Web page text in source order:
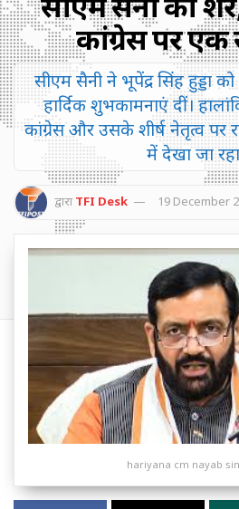
कांग्रेस पर
सीएम सैनी ने भूपेंद्र सिंह हुड्डा
हार्दिक शुभकामनाएं दीं।
कांग्रेस और उसके शीर्ष नेतृत्व पर
में देखा जा
द्वारा TFI Desk 19 December
hariyana cm nayab